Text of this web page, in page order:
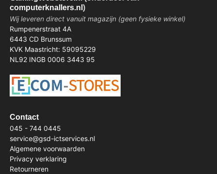
computerknallers.nl )
Wij leveren direct vanuit magazijn (geen fysieke winkel)
Rumpenerstraat 4A
6443 CD Brunssum
KVK Maastricht: 59095229
NL92 INGB 0006 3443 95
Contact
045 - 744 0445
service@gsd-ictservices.nl
Algemene voorwaarden
Privacy verklaring
Retourneren